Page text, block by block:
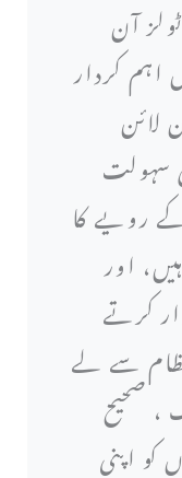
آن
اہم کردار
لائن
سہولت
رویے کا
اور
کرتے
سے لے
، صحیح
اپنی